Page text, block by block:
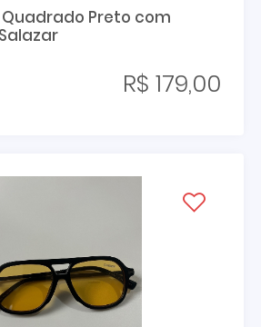
Quadrado Preto com
R$ 179,00